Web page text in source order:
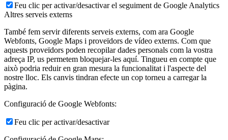
Feu clic per activar/desactivar el seguiment de Google Analytics
Altres serveis externs
També fem servir diferents serveis externs, com ara Google
Webfonts, Google Maps i proveïdors de vídeo externs. Com que
aquests proveïdors poden recopilar dades personals com la vostra
adreça IP, us permetem bloquejar-les aquí. Tingueu en compte que
això podria reduir en gran mesura la funcionalitat i l'aspecte del
nostre lloc. Els canvis tindran efecte un cop torneu a carregar la
pàgina.
Configuració de Google Webfonts:
Feu clic per activar/desactivar